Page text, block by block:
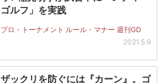
ゴルフ」を実践
プロ・トーナメント ルール・マナー 週刊GD
2021.5.9
ザックリを防ぐには『カーン』。ゴ